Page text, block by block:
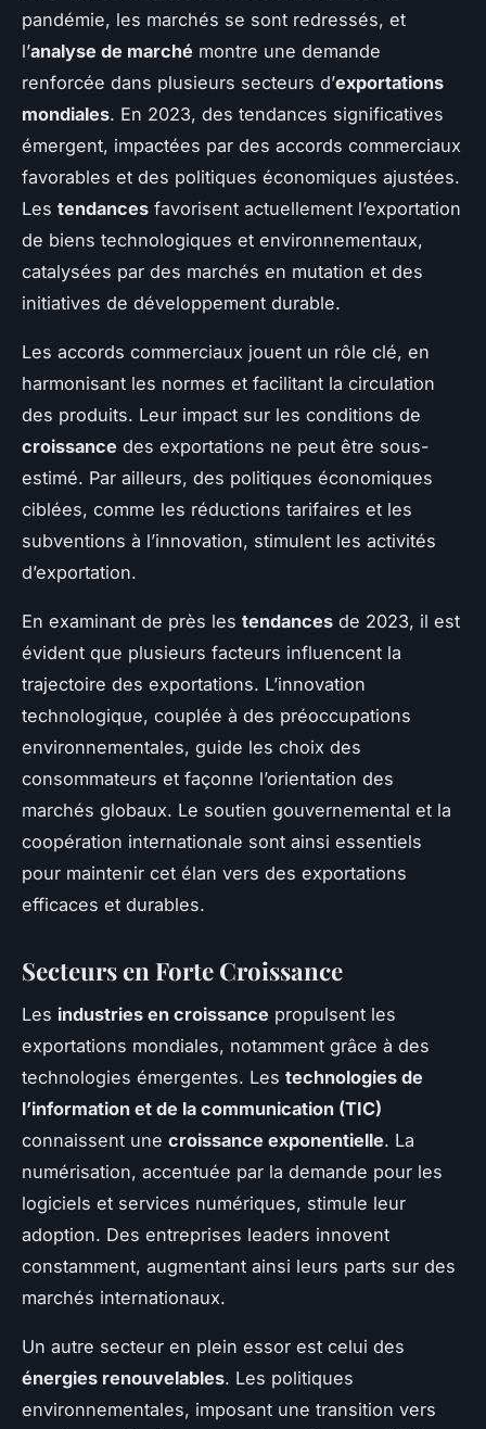
pandémie, les marchés se sont redressés, et
l’analyse de marché montre une demande
renforcée dans plusieurs secteurs d’exportations
mondiales. En 2023, des tendances significatives
émergent, impactées par des accords commerciaux
favorables et des politiques économiques ajustées.
Les tendances favorisent actuellement l’exportation
de biens technologiques et environnementaux,
catalysées par des marchés en mutation et des
initiatives de développement durable.
Les accords commerciaux jouent un rôle clé, en
harmonisant les normes et facilitant la circulation
des produits. Leur impact sur les conditions de
croissance des exportations ne peut être sous-
estimé. Par ailleurs, des politiques économiques
ciblées, comme les réductions tarifaires et les
subventions à l’innovation, stimulent les activités
d’exportation.
En examinant de près les tendances de 2023, il est
évident que plusieurs facteurs influencent la
trajectoire des exportations. L’innovation
technologique, couplée à des préoccupations
environnementales, guide les choix des
consommateurs et façonne l’orientation des
marchés globaux. Le soutien gouvernemental et la
coopération internationale sont ainsi essentiels
pour maintenir cet élan vers des exportations
efficaces et durables.
Secteurs en Forte Croissance
Les industries en croissance propulsent les
exportations mondiales, notamment grâce à des
technologies émergentes. Les technologies de
l’information et de la communication (TIC)
connaissent une croissance exponentielle. La
numérisation, accentuée par la demande pour les
logiciels et services numériques, stimule leur
adoption. Des entreprises leaders innovent
constamment, augmentant ainsi leurs parts sur des
marchés internationaux.
Un autre secteur en plein essor est celui des
énergies renouvelables. Les politiques
environnementales, imposant une transition vers